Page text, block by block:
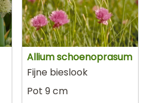
Allium schoenoprasum
Fijne bieslook
Pot 9 cm